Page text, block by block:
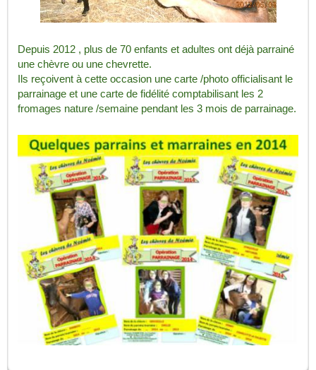
Depuis 2012 , plus de 70 enfants et adultes ont déjà parrainé
une chèvre ou une chevrette.
Ils reçoivent à cette occasion une carte /photo officialisant le
parrainage et une carte de fidélité comptabilisant les 2
fromages nature /semaine pendant les 3 mois de parrainage.